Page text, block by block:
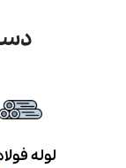
لوله